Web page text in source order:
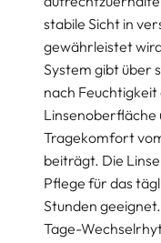
stabile Sicht in
gewährleistet
System gibt über
nach Feuchtigkeit
Linsenoberfläche
Tragekomfort
beiträgt. Die
Pflege für das
Stunden
Tage-